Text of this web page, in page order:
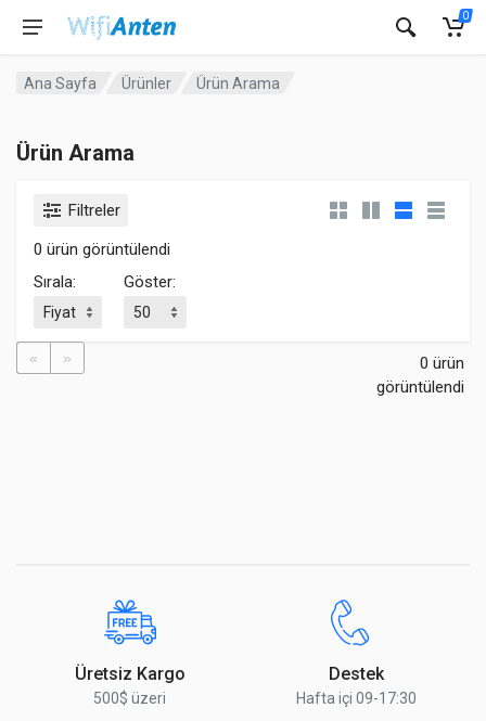
0
Ana Sayfa Ürünler Ürün Arama
Ürün Arama
Filtreler
0 ürün görüntülendi
Sırala:
Göster:
« »
0 ürün
görüntülendi
Üretsiz Kargo
500$ üzeri
Destek
Hafta içi 09-17:30